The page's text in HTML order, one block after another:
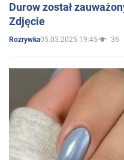
Durow został
Zdjęcie
Rozrywka05.03.2025 19:45 36